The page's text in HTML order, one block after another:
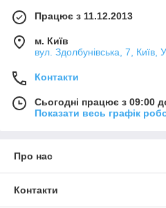
Працює з 11.12.2013
м. Київ
вул. Здолбунівська, 7, Київ,
Контакти
Сьогодні працює з 09:00
Показати весь графік
Про нас
Контакти